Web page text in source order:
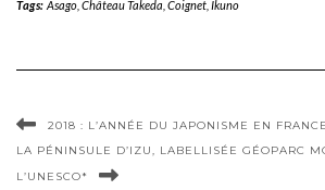
Tags: Asago, Château Takeda Coignet, Ikuno
2018 : L’ANNÉE DU JAPONISME EN FRANCE
LA PÉNINSULE D’IZU, LABELLISÉE GÉOPARC
L’UNESCO*